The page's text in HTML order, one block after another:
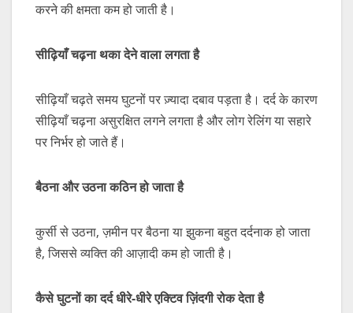
करने की क्षमता कम हो जाती है।
सीढ़ियाँचढ़नाथकादेनेवालालगताहै
सीढ़ियाँ चढ़ते समय घुटनों पर ज़्यादा दबाव पड़ता है। दर्द के कारण
सीढ़ियाँ चढ़ना असुरक्षित लगने लगता है और लोग रेलिंग या सहारे
पर निर्भर हो जाते हैं।
बैठनाऔरउठनाकठिनहोजाताहै
कुर्सी से उठना, ज़मीन पर बैठना या झुकना बहुत दर्दनाक हो जाता
है, जिससे व्यक्ति की आज़ादी कम हो जाती है।
कैसेघुटनोंकादर्दधीरे-धीरेएक्टिवज़िंदगीरोकदेताहै